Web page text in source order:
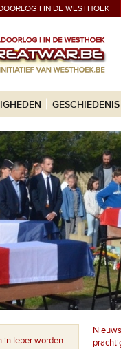
I IN DE WESTHOEK
GESCHIEDENIS
in Ieper worden
Nieuws